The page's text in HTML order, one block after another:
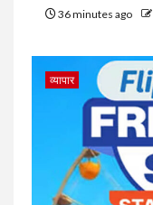
36 minutes ago
व्यापार